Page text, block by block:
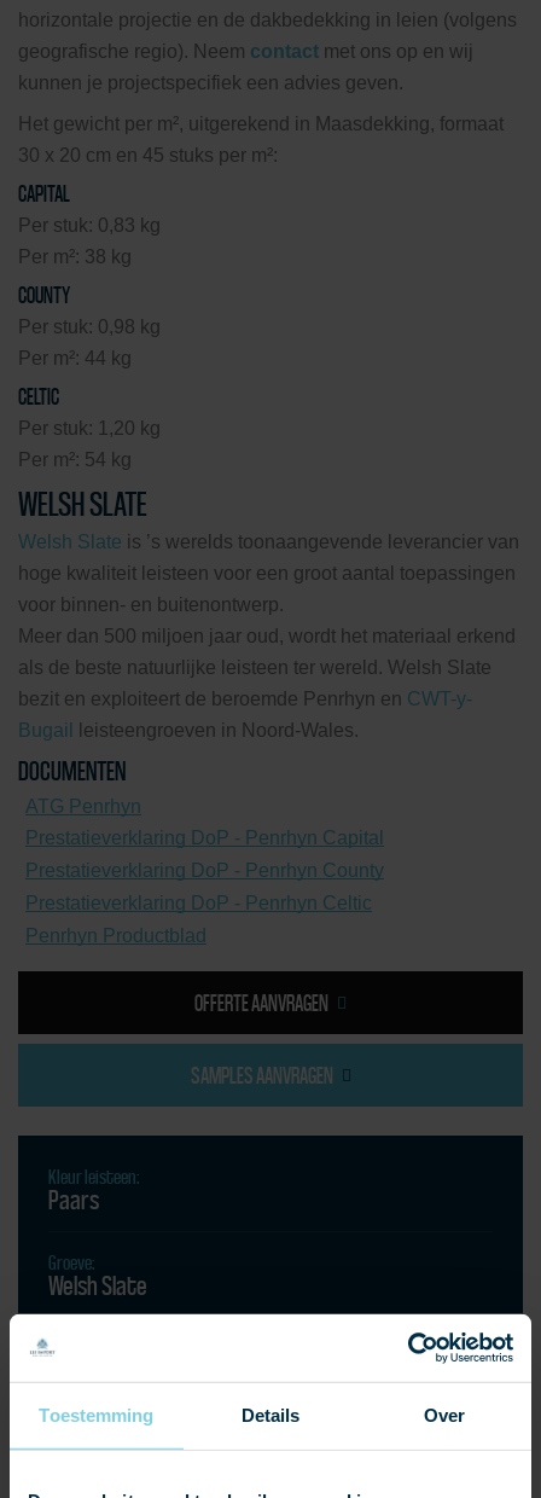
Toestemming Details Over
horizontale projectie en de dakbedekking in leien (volgens
geografische regio). Neem contact met ons op en wij
kunnen je projectspecifiek een advies geven.
Het gewicht per m², uitgerekend in Maasdekking, formaat
30 x 20 cm en 45 stuks per m²:
CAPITAL
Per stuk: 0,83 kg
Per m²: 38 kg
COUNTY
Per stuk: 0,98 kg
Per m²: 44 kg
CELTIC
Per stuk: 1,20 kg
Per m²: 54 kg
WELSH SLATE
Welsh Slate is ’s werelds toonaangevende leverancier van
hoge kwaliteit leisteen voor een groot aantal toepassingen
voor binnen- en buitenontwerp.
Meer dan 500 miljoen jaar oud, wordt het materiaal erkend
als de beste natuurlijke leisteen ter wereld. Welsh Slate
bezit en exploiteert de beroemde Penrhyn en CWT-y-
Bugail
leisteengroeven in Noord-Wales.
DOCUMENTEN
ATG Penrhyn
Prestatieverklaring DoP - Penrhyn Capital
Prestatieverklaring DoP - Penrhyn County
Prestatieverklaring DoP - Penrhyn Celtic
Penrhyn Productblad
OFFERTE AANVRAGEN
SAMPLES AANVRAGEN
Kleur leisteen:
Paars
Groeve:
Welsh Slate
Soort product:
nieuwbouw renovatie restauratie
± 4 - 6 mm, Capital